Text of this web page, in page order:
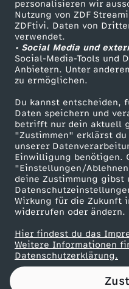
personalisieren wir
Nutzung von ZDF
ZDFtivi. Daten von
verwendet.
• Social Media und
Social-Media-Tools und
Anbietern. Unter
zu ermöglichen.
Du kannst entscheiden,
Daten speichern und
betrifft nur dein aktuell
"Zustimmen" erklärst du
unserer
Einwilligung benötigen.
"Einstellungen/
deine Zustimmung gibst
Wirkung für die Zukunft
widerrufen oder ändern.
Hier findest du das
Weitere Informationen
Datenschutzerklärung.
l
h
a
f
t
e
A
r
t
ZDF Unternehmen
Karriere
ZDF goes Schule
Werbefernsehen
Mainzelmännchen
Partner